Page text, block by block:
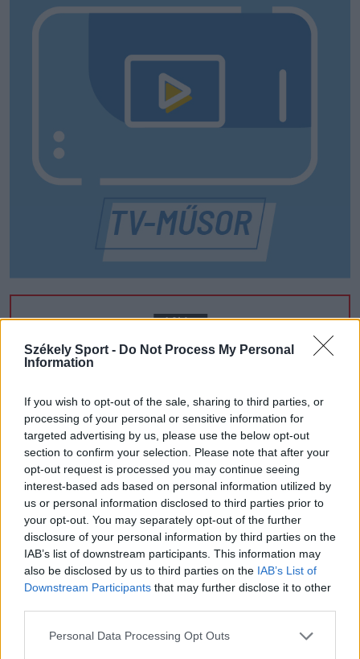
Székely Sport - Do Not Process My Personal
Information
If you wish to opt-out of the sale, sharing to third parties, or
processing of your personal or sensitive information for
targeted advertising by us, please use the below opt-out
section to confirm your selection. Please note that after your
opt-out request is processed you may continue seeing
interest-based ads based on personal information utilized by
us or personal information disclosed to third parties prior to
your opt-out. You may separately opt-out of the further
disclosure of your personal information by third parties on the
IAB’s list of downstream participants. This information may
also be disclosed by us to third parties on the IAB’s List of
Downstream Participants that may further disclose it to other
Personal Data Processing Opt Outs
CSÍKSZÉK
GYERGYÓSZÉK
UDVARHELYSZÉK
HÁROMSZÉK
MAROSSZÉK
AJÁNLJUK MÉG